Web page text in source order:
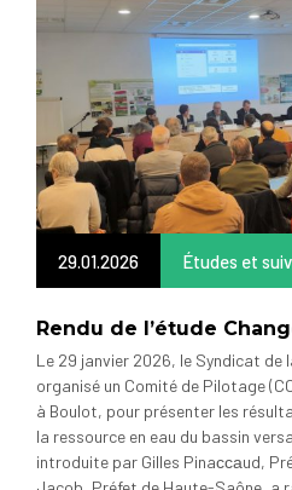
29.01.2026 Études et
Rendu de l’étude
Le 29 janvier 2026, le Syndicat de
organisé un Comité de Pilotage
à Boulot, pour présenter les
la ressource en eau du bassin
introduite par Gilles Pinaссаud,